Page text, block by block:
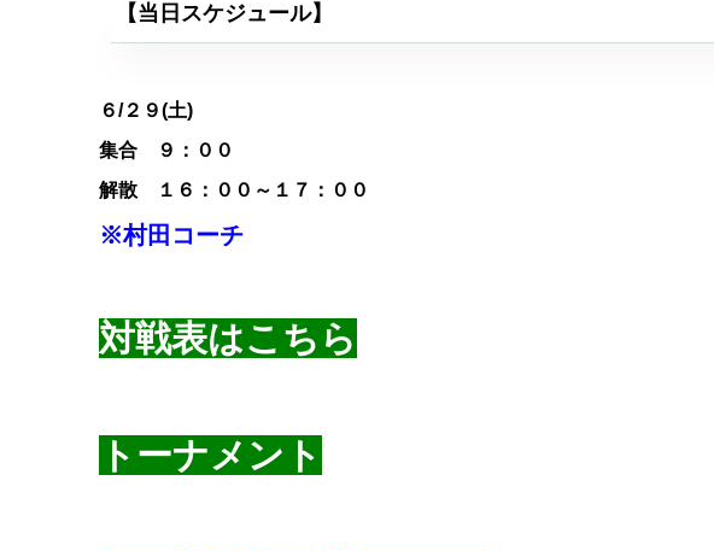
【当日スケジュール】
６/２９(土)
集合 ９：００
解散 １６：００～１７：００
※村田コーチ
対戦表はこちら
トーナメント